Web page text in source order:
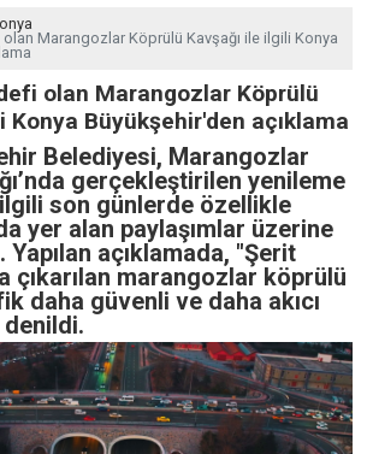
Marangozlar Köprülü Kavşağı ile ilgili Konya
olan Marangozlar Köprülü
Konya Büyükşehir'den açıklama
Belediyesi, Marangozlar
gerçekleştirilen yenileme
ilgili son günlerde özellikle
yer alan paylaşımlar üzerine
Yapılan açıklamada, "Şerit
çıkarılan marangozlar köprülü
daha güvenli ve daha akıcı